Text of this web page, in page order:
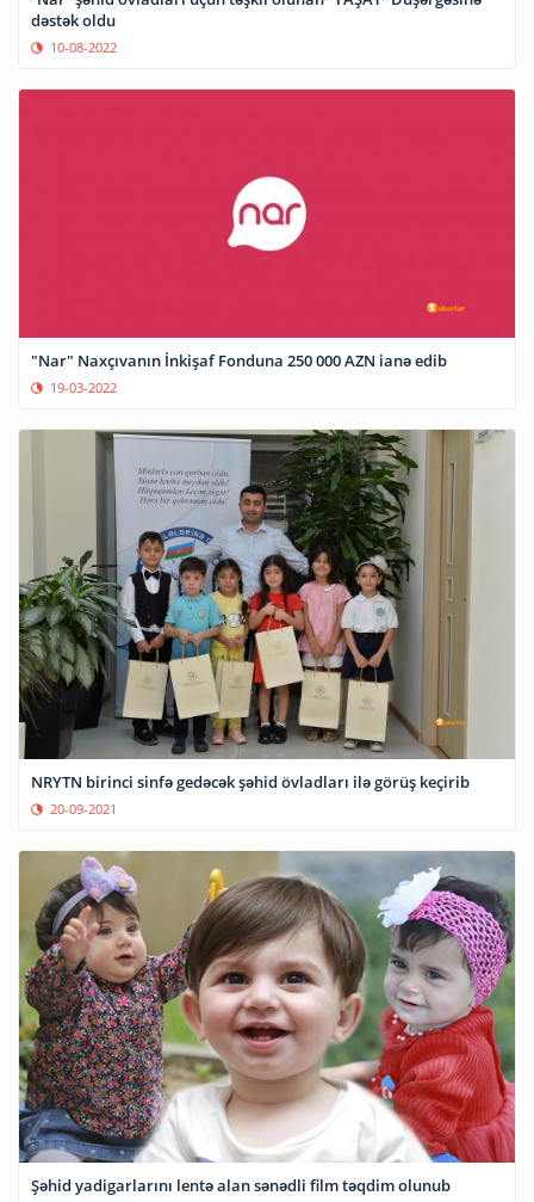
dəstək oldu
10-08-2022
"Nar" Naxçıvanın İnkişaf Fonduna 250 000 AZN ianə edib
19-03-2022
NRYTN birinci sinfə gedəcək şəhid övladları ilə görüş keçirib
20-09-2021
Şəhid yadigarlarını lentə alan sənədli film təqdim olunub